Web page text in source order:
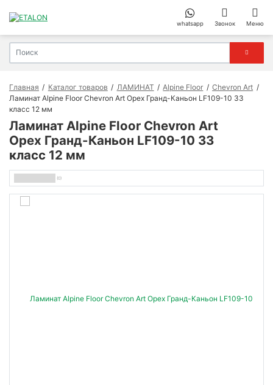
whatsapp Звонок Меню
Главная Каталог товаров ЛАМИНАТ Alpine Floor
Chevron Art
Ламинат Alpine Floor Chevron Art Орех Гранд-Каньон LF109-10 33
класс 12 мм
Ламинат Alpine Floor Chevron Art
Орех Гранд-Каньон LF109-10 33
класс 12 мм
(0)